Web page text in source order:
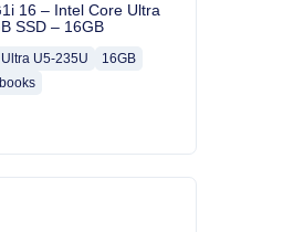
16 – Intel Core Ultra
SSD – 16GB
U5-235U
16GB